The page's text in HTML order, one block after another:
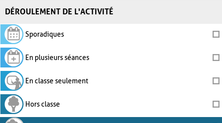
DÉROULEMENT DE L'ACTIVITÉ
Sporadiques
En plusieurs séances
En classe seulement
Hors classe